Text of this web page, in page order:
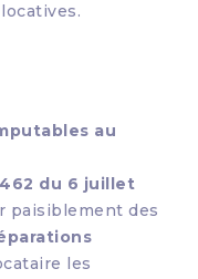
au
du 6 juillet
paisiblement des
les